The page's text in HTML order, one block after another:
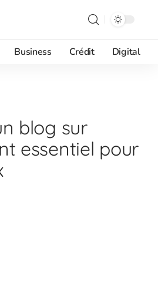
Business Crédit Digital
blog sur
essentiel pour